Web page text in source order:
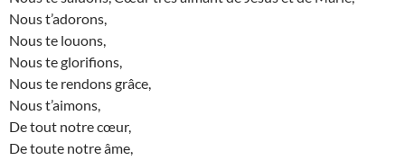
Nous t’adorons,
Nous te louons,
Nous te glorifions,
Nous te rendons grâce,
Nous t’aimons,
De tout notre cœur,
De toute notre âme,